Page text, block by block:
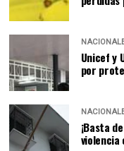
Unicef y
por
¡Basta